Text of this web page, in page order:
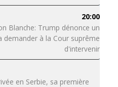
20:00
Blanche: Trump dénonce un
demander à la Cour suprême
d'intervenir
en Serbie, sa première